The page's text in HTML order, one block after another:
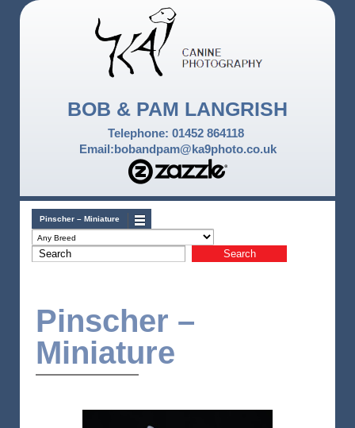
BOB & PAM LANGRISH
Telephone: 01452 864118
Email:bobandpam@ka9photo.co.uk
Pinscher – Miniature
Pinscher –
Miniature